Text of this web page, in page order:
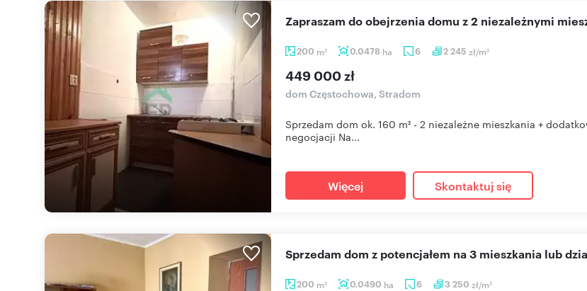
200 m2 0,0478 ha 6 2 245 zł/m2
Zapraszam do obejrzenia domu z 2 niezależnymi
449 000 zł
dom Częstochowa, Stradom
Sprzedam dom ok. 160 m² - 2 niezależne mieszkania +
negocjacji Na...
Więcej Skontaktuj się
200 m2 0,0490 ha 6 3 250 zł/m2
Sprzedam dom z potencjałem na 3 mieszkania lub